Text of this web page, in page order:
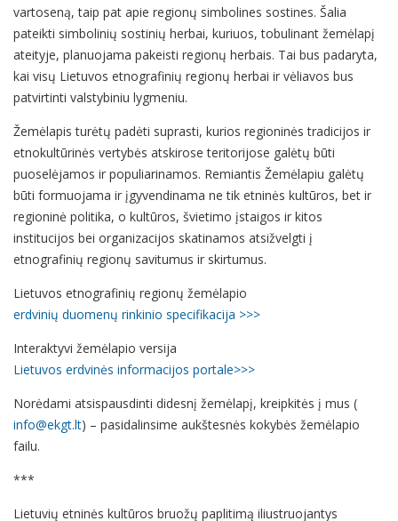
vartoseną, taip pat apie regionų simbolines sostines. Šalia
pateikti simbolinių sostinių herbai, kuriuos, tobulinant žemėlapį
ateityje, planuojama pakeisti regionų herbais. Tai bus padaryta,
kai visų Lietuvos etnografinių regionų herbai ir vėliavos bus
patvirtinti valstybiniu lygmeniu.
Žemėlapis turėtų padėti suprasti, kurios regioninės tradicijos ir
etnokultūrinės vertybės atskirose teritorijose galėtų būti
puoselėjamos ir populiarinamos. Remiantis Žemėlapiu galėtų
būti formuojama ir įgyvendinama ne tik etninės kultūros, bet ir
regioninė politika, o kultūros, švietimo įstaigos ir kitos
institucijos bei organizacijos skatinamos atsižvelgti į
etnografinių regionų savitumus ir skirtumus.
Lietuvos etnografinių regionų žemėlapio
erdvinių duomenų rinkinio specifikacija >>>
Interaktyvi žemėlapio versija
Lietuvos erdvinės informacijos portale>>>
Norėdami atsispausdinti didesnį žemėlapį, kreipkitės į mus (
info@ekgt.lt) – pasidalinsime aukštesnės kokybės žemėlapio
failu.
***
Lietuvių etninės kultūros bruožų paplitimą iliustruojantys